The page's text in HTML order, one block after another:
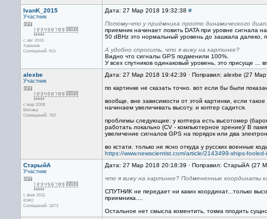
IvanK_2015
Участник
с авг 2015
Харьков
Сообщений: 915
Дата: 27 Мар 2018 19:32:38 #
Потому-что у приёмника просто динамического
приемник начинает ловить DATA при уровне сигнала
50 dBHz это нормальный уровень до зашкала далеко,
А удобно спросить, что я вижу на картинке?
Видно что сигналы GPS подменили 100%.
У всех спутников одинаковый уровень, это присуще ...
alexbe
Участник
с мар 2008
Москва
Сообщений: 782
Дата: 27 Мар 2018 19:42:39 · Поправил: alexbe (27
по картинке не сказать точно. вот если бы были
вообще, вне зависимости от этой картинки, если
начинаем увеличивать высоту. и коптер садится.
проблемы следующие: у коптера есть высотомер
работать локально (CV - компьютерное зрение)/ В
увеличение сигналов GPS на порядок или два
во кстати. только не ясно откуда у русских военные
https://www.newscientist.com/article/2143499-ships-
СтарыйА
Участник
с фев 2011
ЮФО
Сообщений: 1873
Дата: 27 Мар 2018 20:18:39 · Поправил: СтарыйА (27
что я вижу на картинке? Подмененные координаты
СПУТНИК не передает ни каких координат...только
приемника....
Остальное нет смысла коментить, токма плодить